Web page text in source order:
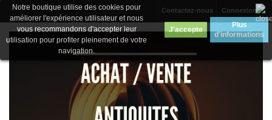
Connexion
Contactez-nous
Notre boutique utilise des cookies pour
améliorer l'expérience utilisateur et nous
vous recommandons d'accepter leur
utilisation pour profiter pleinement de votre
navigation.
J'accepte
Plus
d'informations